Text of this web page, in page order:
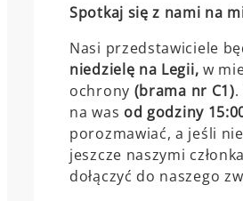
Spotkaj się z nami na
Nasi przedstawiciele
niedzielę na Legii, w
ochrony (brama nr C1)
na was od godziny
porozmawiać, a jeśli
jeszcze naszymi
dołączyć do naszego